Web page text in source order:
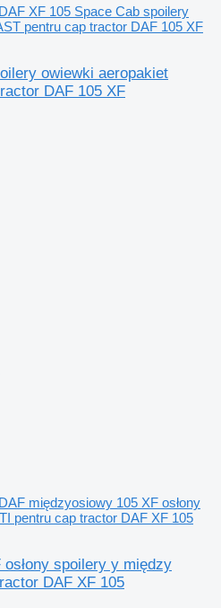
DAF XF 105 Space Cab spoilery
pentru cap tractor DAF 105 XF
owiewki aeropakiet
DAF 105 XF
DAF międzyosiowy 105 XF osłony
pentru cap tractor DAF XF 105
spoilery y między
DAF XF 105